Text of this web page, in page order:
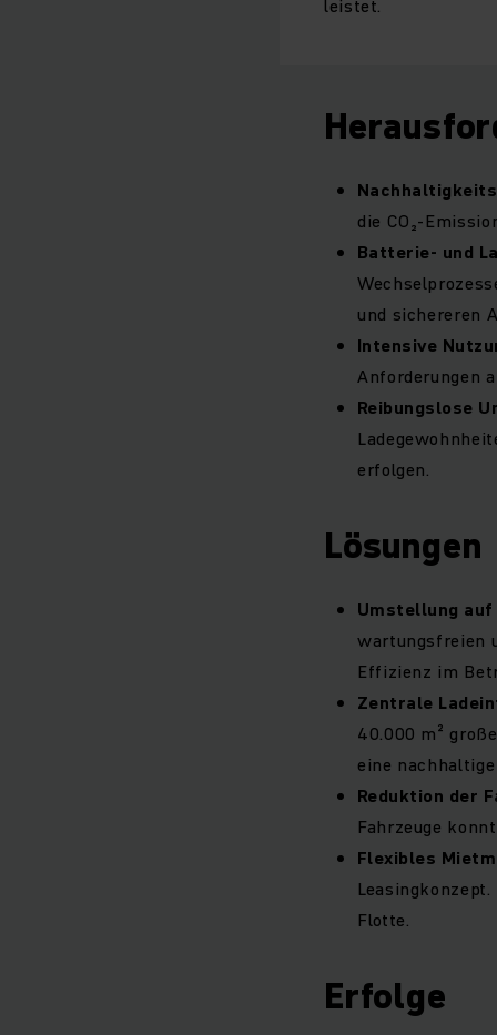
leistet.
die CO₂-
Batterie- und
und sichereren
Intensive
Anforderungen
Reibungslose
erfolgen.
Lösungen
Umstellung auf
wartungsfreien
Effizienz im
Zentrale
40.000 m²
eine
Reduktion der
Fahrzeuge
Flexibles
Flotte.
Erfolge